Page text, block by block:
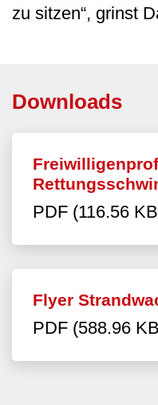
zu sitzen“, grinst
Downloads
PDF (116.56
Flyer
PDF (588.96